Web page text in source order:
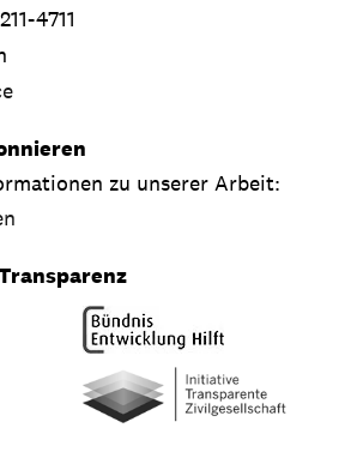
4711
zu unserer Arbeit: